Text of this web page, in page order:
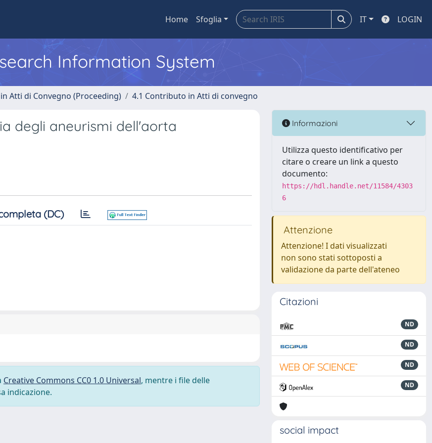
Home Sfoglia IT LOGIN
Information System
Atti di Convegno (Proceeding) 4.1 Contributo in Atti di convegno
degli aneurismi dell'aorta
(DC)
Creative Commons CC0 1.0 Universal, mentre i file delle
indicazione.
Informazioni
Utilizza questo identificativo per
citare o creare un link a questo
documento:
https://hdl.handle.net/11584/4303
6
Attenzione
Attenzione! I dati visualizzati
non sono stati sottoposti a
validazione da parte dell'ateneo
Citazioni
ND
ND
ND
ND
social impact